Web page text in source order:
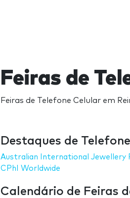
Feiras de
Feiras de Telefone Celular em
Destaques de
Australian International Jewellery
CPhI Worldwide
Calendário de Feiras